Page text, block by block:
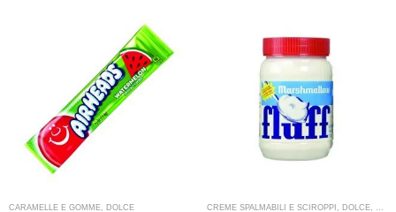
CARAMELLE E GOMME, DOLCE CREME SPALMABILI E SCIROPPI , DOLCE,